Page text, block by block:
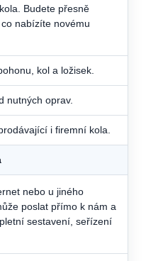
Budete přesně
nabízíte novému
kol a ložisek.
nutných oprav.
i firemní kola.
nebo u jiného
poslat přímo k nám a
sestavení, seřízení